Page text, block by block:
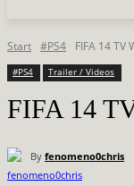
Start #PS4 FIFA 14
#PS4 Trailer / Videos
FIFA 14
By fenomeno0chris